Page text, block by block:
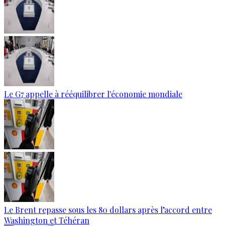
Le G7 appelle à rééquilibrer l'économie mondiale
Le Brent repasse sous les 80 dollars après l’accord entre
Washington et Téhéran